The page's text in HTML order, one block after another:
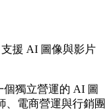
支援 AI 圖像與影片
個獨立營運的 AI 圖
、電商營運與行銷團